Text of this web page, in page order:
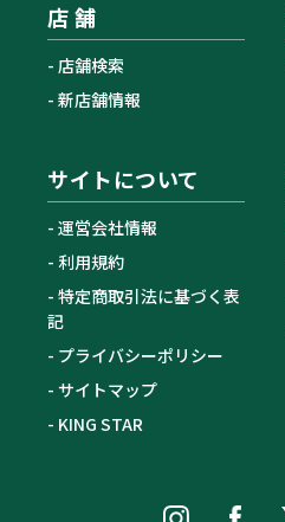
店 舗
店舗検索
新店舗情報
サイトについて
運営会社情報
利用規約
特定商取引法に基づく表
記
プライバシーポリシー
サイトマップ
KING STAR